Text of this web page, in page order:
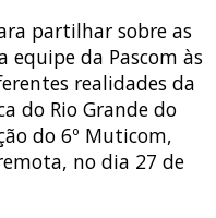
partilhar sobre as
da Pascom às
realidades da
do Rio Grande do
do 6º Muticom,
no dia 27 de